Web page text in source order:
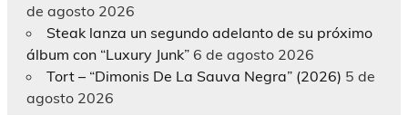
de agosto 2026
Steak lanza un segundo adelanto de su próximo
álbum con “Luxury Junk” 6 de agosto 2026
Tort – “Dimonis De La Sauva Negra” (2026) 5 de
agosto 2026